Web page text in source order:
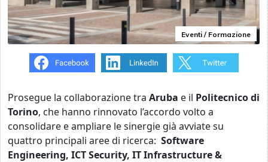
Eventi / Formazione
Prosegue la collaborazione tra Aruba e il Politecnico di
Torino, che hanno rinnovato l’accordo volto a
consolidare e ampliare le sinergie già avviate su
quattro principali aree di ricerca: Software
Engineering, ICT Security, IT Infrastructure &